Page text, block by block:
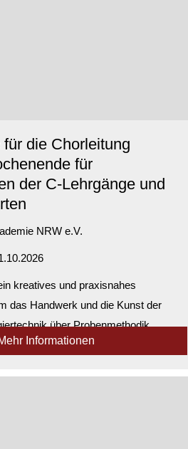
die Chorleitung
für
der C-Lehrgänge und
NRW e.V.
kreatives und praxisnahes
das Handwerk und die Kunst der
über Probenmethodik,
und Präsentation bis hin zu
Informationen